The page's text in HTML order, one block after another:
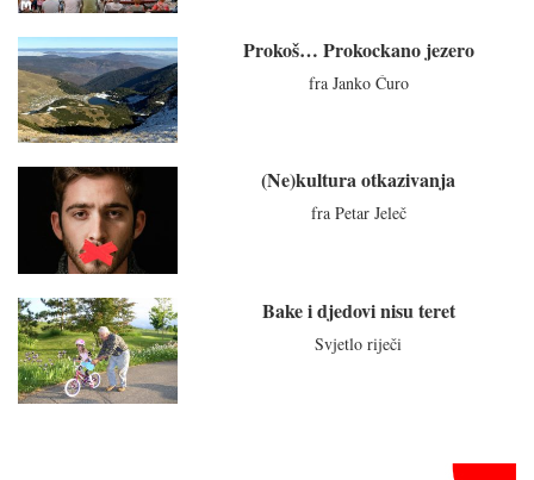
Prokoš… Prokockano jezero
fra Janko Ćuro
(Ne)kultura otkazivanja
fra Petar Jeleč
Bake i djedovi nisu teret
Svjetlo riječi